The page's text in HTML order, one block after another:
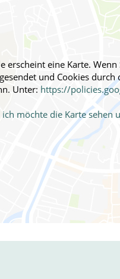
Schmerz- und
Frauenkrankheiten
erscheint eine Karte.
und Cookies
Unter: https://
ich möchte die Karte